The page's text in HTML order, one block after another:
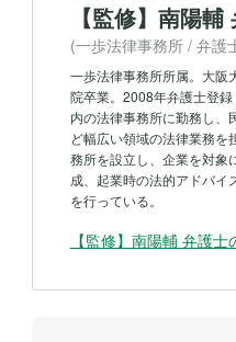
【監修】南陽輔
(一歩法律事務所 / 弁護
一歩法律事務所所属。大阪
院卒業。2008年弁護士登
内の法律事務所に勤務し、
ど幅広い領域の法律業務
務所を設立し、企業を対象
成、起業時の法的アドバイ
を行っている。
【監修】南陽輔 弁護士